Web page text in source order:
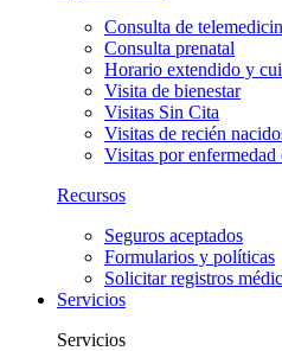
Consulta de
Consulta prenatal
Horario extendido y
Visita de bienestar
Visitas Sin Cita
Visitas de recién
Visitas por enfermedad
Recursos
Seguros aceptados
Formularios y políticas
Solicitar registros
Servicios
Servicios